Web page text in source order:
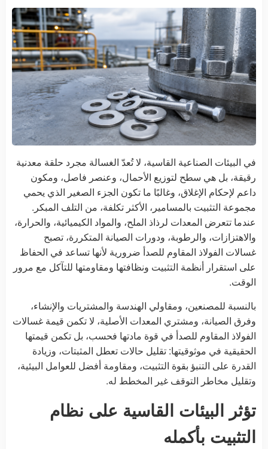
في البيئات الصناعية القاسية، لا تُعدّ الغسالة مجرد حلقة معدنية
رقيقة، بل هي سطح لتوزيع الأحمال، وعنصر فاصل، ومكون
داعم لإحكام الإغلاق، وغالبًا ما تكون الجزء الصغير الذي يحمي
مجموعة التثبيت بالمسامير، الأكثر تكلفة، من التلف المبكر.
عندما تتعرض المعدات لرذاذ الملح، والمواد الكيميائية، والحرارة،
والاهتزازات، والرطوبة، ودورات الصيانة المتكررة، تصبح
غسالات الفولاذ المقاوم للصدأ ضرورية لأنها تساعد في الحفاظ
على استقرار أنظمة التثبيت ونظافتها ومقاومتها للتآكل مع مرور
الوقت.
بالنسبة للمصنعين، ومقاولي الهندسة والمشتريات والإنشاء،
وفرق الصيانة، ومشتري المعدات الأصلية، لا تكمن قيمة غسالات
الفولاذ المقاوم للصدأ في قوة مادتها فحسب، بل تكمن قيمتها
الحقيقية في موثوقيتها: تقليل حالات تعطل المثبتات، وزيادة
القدرة على التنبؤ بقوة التثبيت، ومقاومة أفضل للعوامل البيئية،
وتقليل مخاطر التوقف غير المخطط له.
تؤثر البيئات القاسية على نظام
التثبيت بأكمله